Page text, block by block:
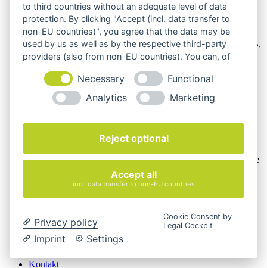
Wir verkaufen online ausschließlich an Unternehmer
Unsere Angebote richten sich nur an Unternehmer,§14 BGB,
also an natürliche oder juristische Personen oder rechtsfähige
Rechtsgeschäfts in Ausübung ihrer gewerblichen oder
selbständigen beruflichen Tätigkeit handeln. Wir schließen
keine Verträge mit Verbrauchern,
§ 13 BGB.
Die Produktbilder der Artikel zeigen Beispiele, die in der
Artikelbeschreibung abweichen können. Maßgeblich sind die
Beschreibungen und Abbildungen im unverbindlichen
Angebot. Gerne konfigurieren wir das ausgewählte Produkt
Über Uns
Magazin
Kontakt
to third countries without an adequate level of data
protection. By clicking "Accept (incl. data transfer to
non-EU countries)", you agree that the data may be
used by us as well as by the respective third-party
providers (also from non-EU countries). You can, of
Necessary
Functional
Analytics
Marketing
Reject optional
Accept all
incl. data transfer to non-EU countries
Privacy policy
Imprint
Settings
Cookie Consent by
Legal Cockpit